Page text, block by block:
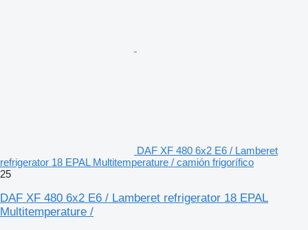
DAF XF 480 6x2 E6 / Lamberet
refrigerator 18 EPAL Multitemperature / camión frigorífico
25
DAF XF 480 6x2 E6 / Lamberet refrigerator 18 EPAL
Multitemperature /